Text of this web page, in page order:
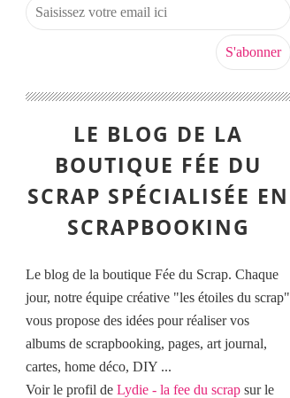
LE BLOG DE LA
BOUTIQUE FÉE DU
SCRAP SPÉCIALISÉE EN
SCRAPBOOKING
Le blog de la boutique Fée du Scrap. Chaque
jour, notre équipe créative "les étoiles du scrap"
vous propose des idées pour réaliser vos
albums de scrapbooking, pages, art journal,
cartes, home déco, DIY ...
Voir le profil de Lydie - la fee du scrap sur le